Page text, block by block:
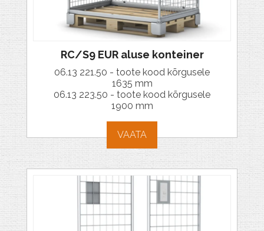
RC/S9 EUR aluse konteiner
06.13 221.50 - toote kood kõrgusele
1635 mm
06.13 223.50 - toote kood kõrgusele
1900 mm
VAATA